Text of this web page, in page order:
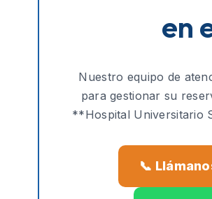
en
Nuestro equipo de
para gestionar su
**Hospital Universitario
📞